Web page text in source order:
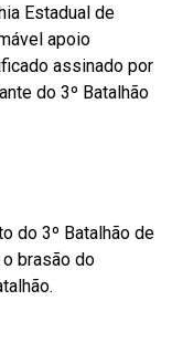
Estadual de
apoio
assinado por
do 3º Batalhão
do 3º Batalhão de
brasão do